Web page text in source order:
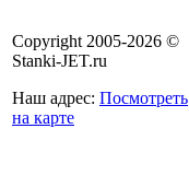
Copyright 2005-2026 ©
Stanki-JET.ru
Наш адрес: Посмотреть
на карте